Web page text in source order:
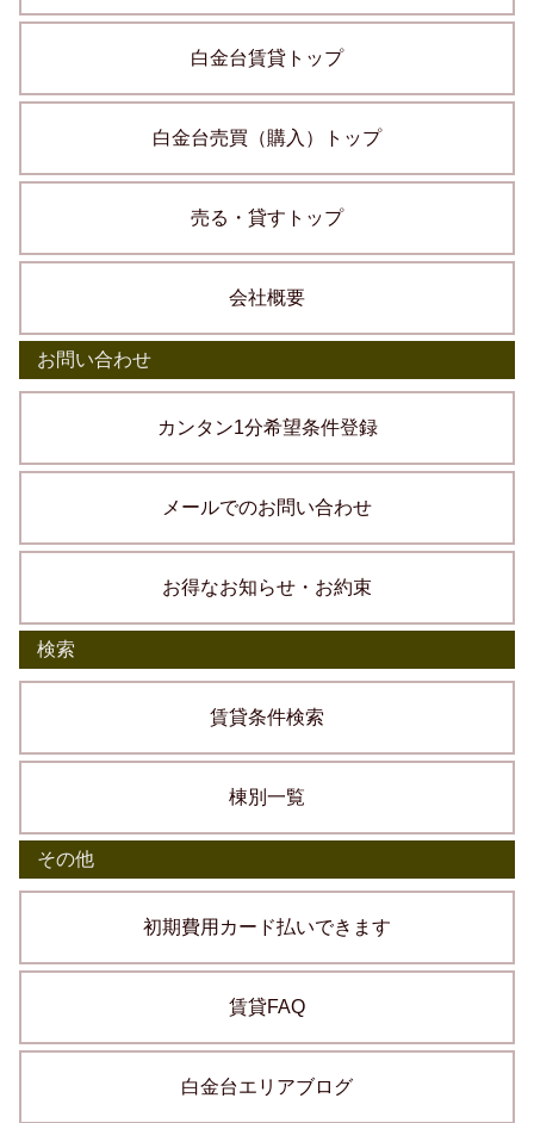
白金台賃貸トップ
白金台売買（購入）トップ
売る・貸すトップ
会社概要
お問い合わせ
カンタン1分希望条件登録
メールでのお問い合わせ
お得なお知らせ・お約束
検索
賃貸条件検索
棟別一覧
その他
初期費用カード払いできます
賃貸FAQ
白金台エリアブログ